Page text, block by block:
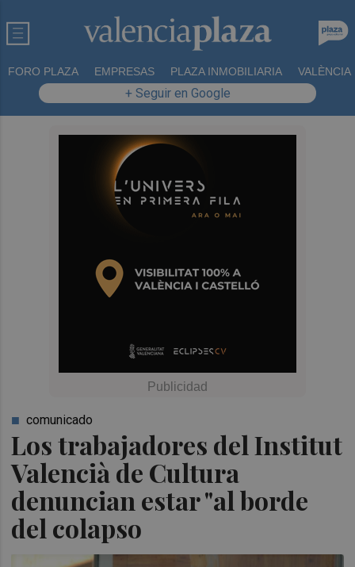
FORO PLAZA EMPRESAS PLAZA INMOBILIARIA VALÈNCIA
+ Seguir en Google
Los trabajadores del Institut
Valencià de Cultura
denuncian estar "al borde
del colapso
comunicado